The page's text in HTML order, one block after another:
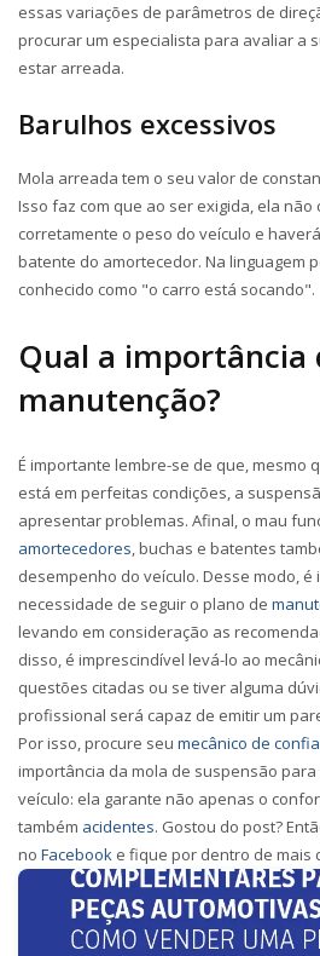
essas variações de parâmetros de
procurar um especialista para avaliar a
estar arreada.
Barulhos excessivos
Mola arreada tem o seu valor de
Isso faz com que ao ser exigida, ela não
corretamente o peso do veículo e
batente do amortecedor. Na linguagem
conhecido como "o carro está socando".
Qual a importância
manutenção?
É importante lembre-se de que, mesmo
está em perfeitas condições, a
apresentar problemas. Afinal, o mau
amortecedores, buchas e batentes
desempenho do veículo. Desse modo,
necessidade de seguir o plano de
levando em consideração as
disso, é imprescindível levá-lo ao
questões citadas ou se tiver alguma
profissional será capaz de emitir um
Por isso, procure seu mecânico de
importância da mola de suspensão
veículo: ela garante não apenas o
também acidentes. Gostou do post?
no Facebook e fique por dentro de mais